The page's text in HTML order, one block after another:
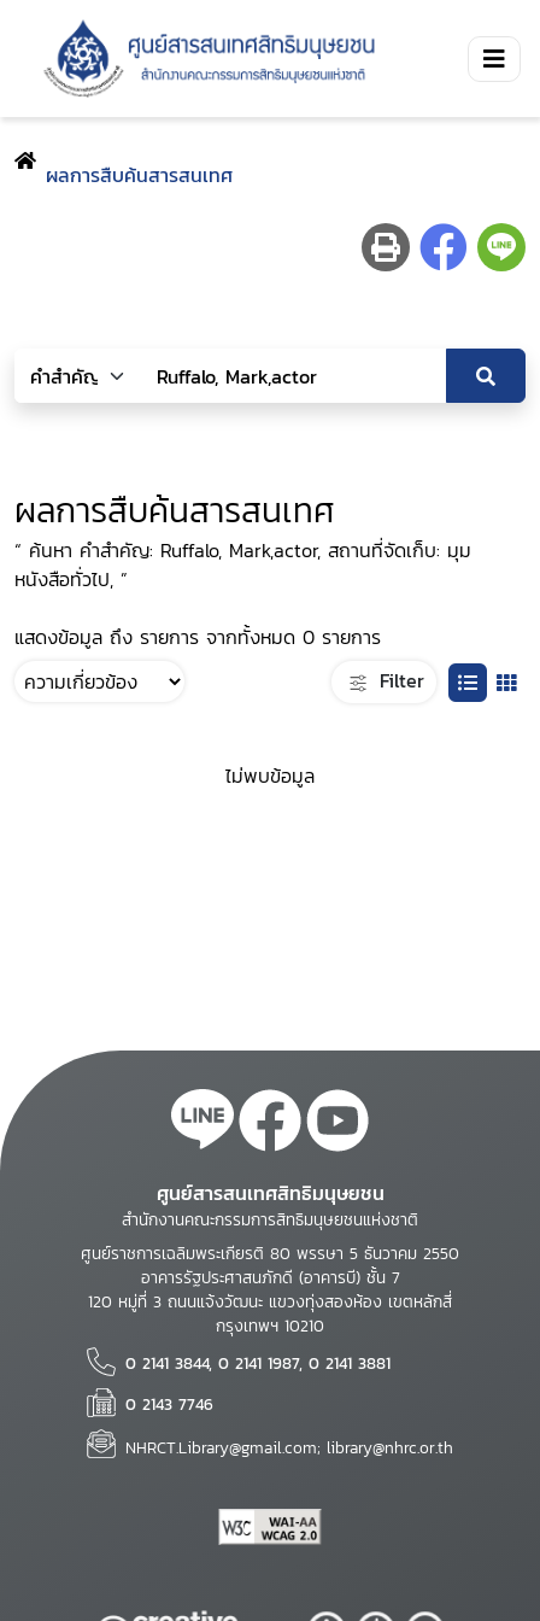
ผลการสืบค้นสารสนเทศ
ผลการสืบค้นสารสนเทศ
“ ค้นหา คำสำคัญ: Ruffalo, Mark,actor, สถานที่จัดเก็บ: มุม
หนังสือทั่วไป, ”
แสดงข้อมูล ถึง รายการ จากทั้งหมด 0 รายการ
Filter
ไม่พบข้อมูล
ศูนย์สารสนเทศสิทธิมนุษยชน
สำนักงานคณะกรรมการสิทธิมนุษยชนแห่งชาติ
ศูนย์ราชการเฉลิมพระเกียรติ 80 พรรษา 5 ธันวาคม 2550
อาคารรัฐประศาสนภักดี (อาคารบี) ชั้น 7
120 หมู่ที่ 3 ถนนแจ้งวัฒนะ แขวงทุ่งสองห้อง เขตหลักสี่
กรุงเทพฯ 10210
0 2141 3844, 0 2141 1987, 0 2141 3881
0 2143 7746
NHRCT.Library@gmail.com; library@nhrc.or.th